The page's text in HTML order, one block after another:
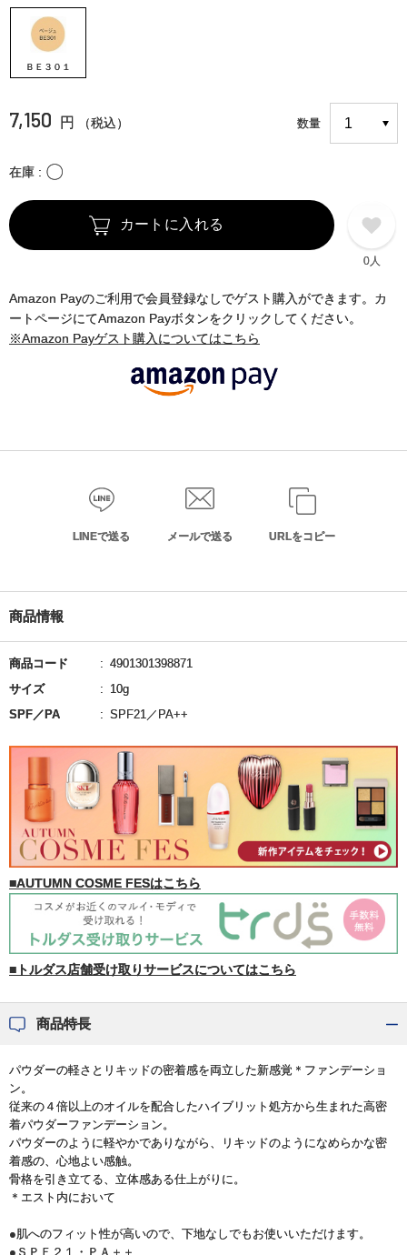
ＢＥ３０１
7,150 円 （税込） 数量
在庫 〇
カートに入れる
0人
Amazon Payのご利用で会員登録なしでゲスト購入ができます。カ
ートページにてAmazon Payボタンをクリックしてください。
※Amazon Payゲスト購入についてはこちら
LINEで送る メールで送る URLをコピー
商品情報
商品コード
4901301398871
サイズ
10g
SPF／PA
SPF21／PA++
■AUTUMN COSME FESはこちら
■トルダス店舗受け取りサービスについてはこちら
商品特長
パウダーの軽さとリキッドの密着感を両立した新感覚＊ファンデーショ
ン。
従来の４倍以上のオイルを配合したハイブリット処方から生まれた高密
着パウダーファンデーション。
パウダーのように軽やかでありながら、リキッドのようになめらかな密
着感の、心地よい感触。
骨格を引き立てる、立体感ある仕上がりに。
＊エスト内において
●肌へのフィット性が高いので、下地なしでもお使いいただけます。
●ＳＰＦ２１・ＰＡ＋＋